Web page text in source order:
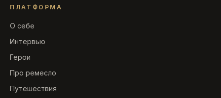
ПЛАТФОРМА
О себе
Интервью
Герои
Про ремесло
Путешествия